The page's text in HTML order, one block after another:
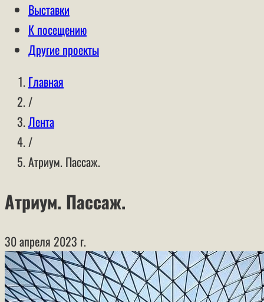
Выставки
К посещению
Другие проекты
Главная
/
Лента
/
Атриум. Пассаж.
Атриум. Пассаж.
30 апреля 2023 г.